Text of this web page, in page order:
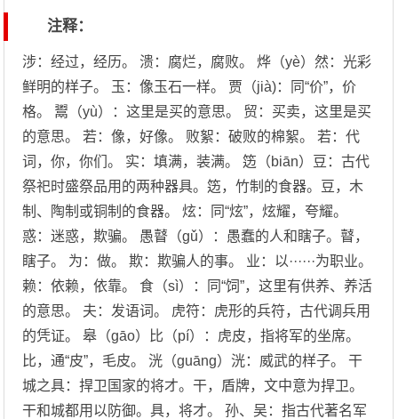
注释：
涉：经过，经历。 溃：腐烂，腐败。 烨（yè）然：光彩
鲜明的样子。 玉：像玉石一样。 贾（jià)：同“价”，价
格。 鬻（yù）：这里是买的意思。 贸：买卖，这里是买
的意思。 若：像，好像。 败絮：破败的棉絮。 若：代
词，你，你们。 实：填满，装满。 笾（biān）豆：古代
祭祀时盛祭品用的两种器具。笾，竹制的食器。豆，木
制、陶制或铜制的食器。 炫：同“炫”，炫耀，夸耀。
惑：迷惑，欺骗。 愚瞽（gǔ）：愚蠢的人和瞎子。瞽，
瞎子。 为：做。 欺：欺骗人的事。 业：以······为职业。
赖：依赖，依靠。 食（sì）：同“饲”，这里有供养、养活
的意思。 夫：发语词。 虎符：虎形的兵符，古代调兵用
的凭证。 皋（gāo）比（pí）：虎皮，指将军的坐席。
比，通“皮”，毛皮。 洸（guāng）洸：威武的样子。 干
城之具：捍卫国家的将才。干，盾牌，文中意为捍卫。
干和城都用以防御。具，将才。 孙、吴：指古代著名军